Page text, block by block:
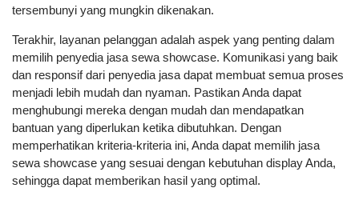
tersembunyi yang mungkin dikenakan.
Terakhir, layanan pelanggan adalah aspek yang penting dalam
memilih penyedia jasa sewa showcase. Komunikasi yang baik
dan responsif dari penyedia jasa dapat membuat semua proses
menjadi lebih mudah dan nyaman. Pastikan Anda dapat
menghubungi mereka dengan mudah dan mendapatkan
bantuan yang diperlukan ketika dibutuhkan. Dengan
memperhatikan kriteria-kriteria ini, Anda dapat memilih jasa
sewa showcase yang sesuai dengan kebutuhan display Anda,
sehingga dapat memberikan hasil yang optimal.